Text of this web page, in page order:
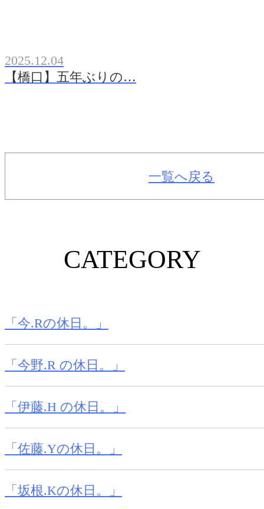
2025.12.04
【橋口】五年ぶりの…
一覧へ戻る
CATEGORY
「今.Rの休日。」
「今野.R の休日。」
「伊藤.H の休日。」
「佐藤.Yの休日。」
「坂根.Kの休日。」